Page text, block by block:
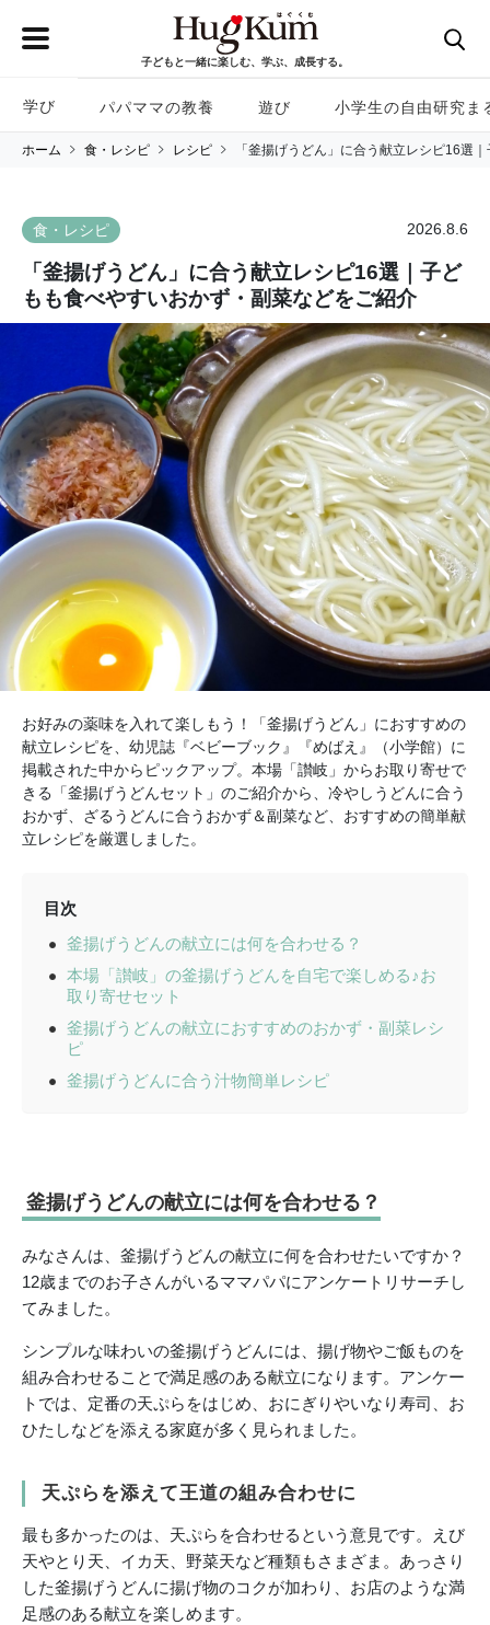
子どもと一緒に楽しむ、学ぶ、成長する。
学び パパママの教養 遊び 小学生の自由研究ま
ホーム 食・レシピ レシピ 「釜揚げうどん」に合う献立レシピ16選
食・レシピ 2026.8.6
「釜揚げうどん」に合う献立レシピ16選｜子ど
もも食べやすいおかず・副菜などをご紹介
お好みの薬味を入れて楽しもう！「釜揚げうどん」におすすめの
献立レシピを、幼児誌『ベビーブック』『めばえ』（小学館）に
掲載された中からピックアップ。本場「讃岐」からお取り寄せで
きる「釜揚げうどんセット」のご紹介から、冷やしうどんに合う
おかず、ざるうどんに合うおかず＆副菜など、おすすめの簡単献
立レシピを厳選しました。
目次
釜揚げうどんの献立には何を合わせる？
本場「讃岐」の釜揚げうどんを自宅で楽しめる♪お
取り寄せセット
釜揚げうどんの献立におすすめのおかず・副菜レシ
ピ
釜揚げうどんに合う汁物簡単レシピ
釜揚げうどんの献立には何を合わせる？
みなさんは、釜揚げうどんの献立に何を合わせたいですか？
12歳までのお子さんがいるママパパにアンケートリサーチし
てみました。
シンプルな味わいの釜揚げうどんには、揚げ物やご飯ものを
組み合わせることで満足感のある献立になります。アンケー
トでは、定番の天ぷらをはじめ、おにぎりやいなり寿司、お
ひたしなどを添える家庭が多く見られました。
天ぷらを添えて王道の組み合わせに
最も多かったのは、天ぷらを合わせるという意見です。えび
天やとり天、イカ天、野菜天など種類もさまざま。あっさり
した釜揚げうどんに揚げ物のコクが加わり、お店のような満
足感のある献立を楽しめます。